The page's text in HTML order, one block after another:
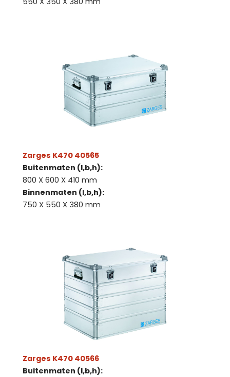
Zarges K470 40565
Buitenmaten (l,b,h):
800 X 600 X 410 mm
Binnenmaten (l,b,h):
750 X 550 X 380 mm
Zarges K470 40566
Buitenmaten (l,b,h):